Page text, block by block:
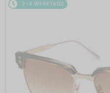
2-4 WERKTAGE